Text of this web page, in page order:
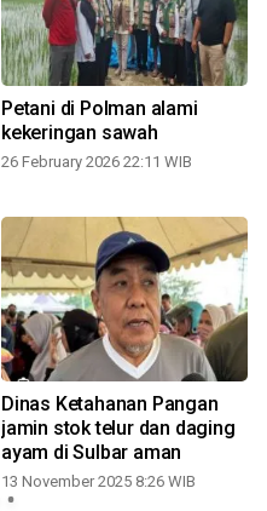
Petani di Polman alami
kekeringan sawah
26 February 2026 22:11 WIB
Dinas Ketahanan Pangan
jamin stok telur dan daging
ayam di Sulbar aman
13 November 2025 8:26 WIB